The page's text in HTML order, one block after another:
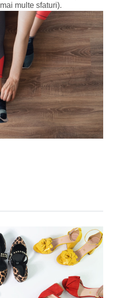
mai multe sfaturi).